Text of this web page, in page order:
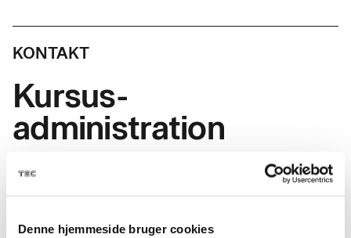
Denne hjemmeside bruger cookies
KONTAKT
Kursus-
administration
EMAIL